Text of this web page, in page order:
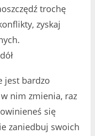
trochę
zyskaj
jest bardzo
nim zmienia, raz
się
zaniedbuj swoich